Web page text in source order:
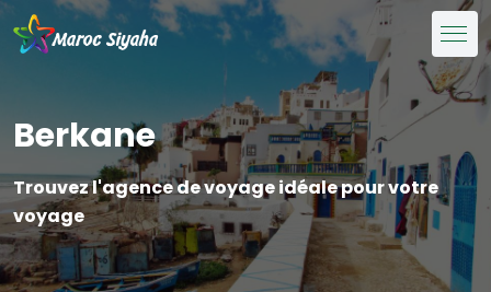
Berkane
Trouvez l'agence de voyage idéale pour votre
voyage